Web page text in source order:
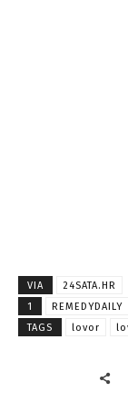
VIA
24SATA.HR
1
REMEDYDAILY
TAGS
lovor